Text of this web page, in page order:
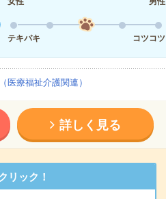
テキパキ コツコツ
療福祉介護関連）
詳しく見る
リック！